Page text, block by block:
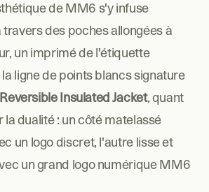
de MM6 s'y infuse
des poches allongées à
un imprimé de l'étiquette
ligne de points blancs signature
Reversible Insulated Jacket, quant
la dualité : un côté matelassé
un logo discret, l'autre lisse et
un grand logo numérique MM6